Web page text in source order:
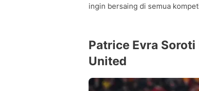
ingin bersaing di semua
Patrice Evra
United